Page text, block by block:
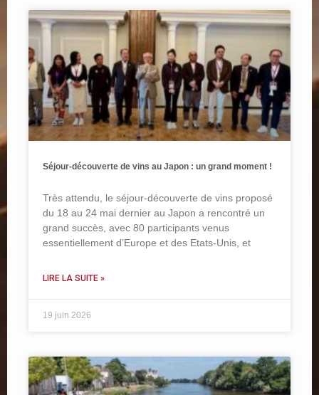
Séjour-découverte de vins au Japon : un grand moment !
Très attendu, le séjour-découverte de vins proposé
du 18 au 24 mai dernier au Japon a rencontré un
grand succès, avec 80 participants venus
essentiellement d’Europe et des Etats-Unis, et
LIRE LA SUITE »
19 juin 2026